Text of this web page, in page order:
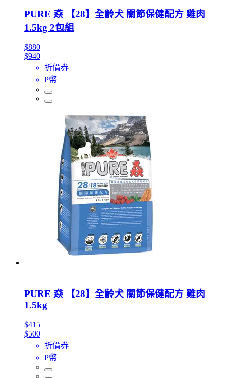
PURE 猋 【28】全齡犬 關節保健配方 雞肉
1.5kg 2包組
$880
$940
折價券
P幣
PURE 猋 【28】全齡犬 關節保健配方 雞肉
1.5kg
$415
$500
折價券
P幣